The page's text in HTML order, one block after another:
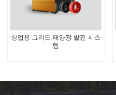
상업용 그리드 태양광 발전 시스
템